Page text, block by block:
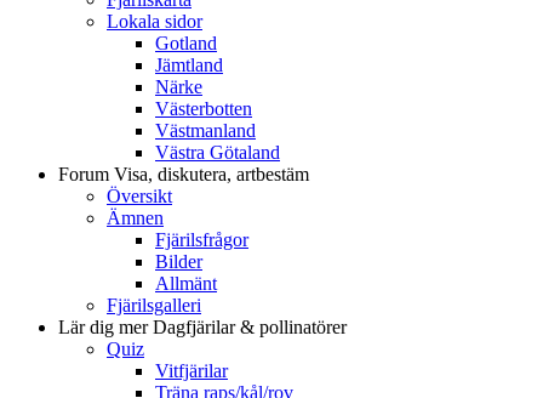
Lokala sidor
Gotland
Jämtland
Närke
Västerbotten
Västmanland
Västra Götaland
Forum Visa, diskutera, artbestäm
Översikt
Ämnen
Fjärilsfrågor
Bilder
Allmänt
Fjärilsgalleri
Lär dig merDagfjärilar & pollinatörer
Quiz
Vitfjärilar
Träna raps/kål/rov